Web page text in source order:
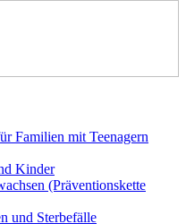
Familien mit Teenagern
Kinder
(Präventionskette
und Sterbefälle